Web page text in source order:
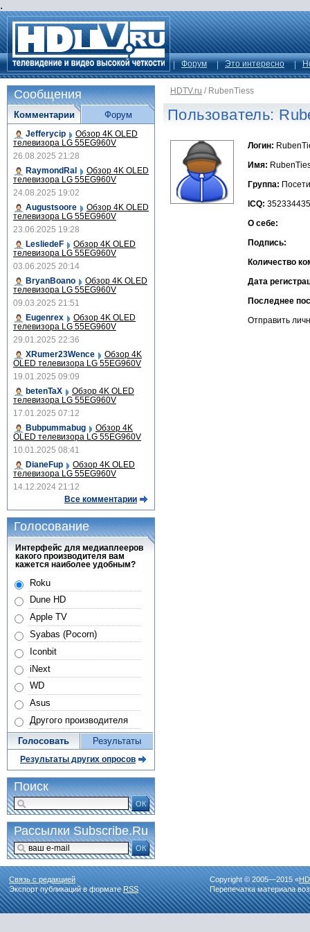
.
Форум Это интересно
HDTV.ru / RubenTiess
Пользователь:
Логин:
Имя:
Группа:
ICQ: 352334435
О себе:
Подпись:
Количество
Дата
Последнее
Отправить
Сообщения
Комментарии
Jefferycip Обзор 4K OLED
телевизора LG 55EG960V
26.08.2025 21:28
RaymondRal
Обзор 4K OLED
телевизора LG 55EG960V
24.08.2025 19:02
Augustsoore
Обзор 4K OLED
телевизора LG 55EG960V
23.06.2025 19:28
LesliedeF
Обзор 4K OLED
телевизора LG 55EG960V
03.06.2025 20:14
BryanBoano
Обзор 4K OLED
телевизора LG 55EG960V
09.03.2025 21:51
Eugenrex
Обзор 4K OLED
телевизора LG 55EG960V
29.01.2025 22:36
XRumer23Wence
Обзор 4K
OLED телевизора LG 55EG960V
19.01.2025 09:09
betenTaX
Обзор 4K OLED
телевизора LG 55EG960V
17.01.2025 07:12
Bubpummabug
Обзор 4K
OLED телевизора LG 55EG960V
10.01.2025 08:41
DianeFup
Обзор 4K OLED
телевизора LG 55EG960V
14.12.2024 21:12
Все комментарии
Форум
Голосование
Интерфейс для медиаплееров
какого производителя вам
кажется наиболее удобным?
Roku
Dune HD
Apple TV
Syabas (Pocorn)
Iconbit
iNext
WD
Asus
Другого производителя
Голосовать Результаты
Результаты других опросов
Поиск
ОК
Рассылки Subscribe.Ru
ОК
Связь с редакцией
Экспорт публикаций в форматеRSS
Copyright © 2005—2015 «
Перепечатка материала